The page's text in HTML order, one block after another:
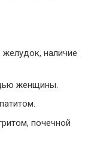
наличие
женщины.
почечной